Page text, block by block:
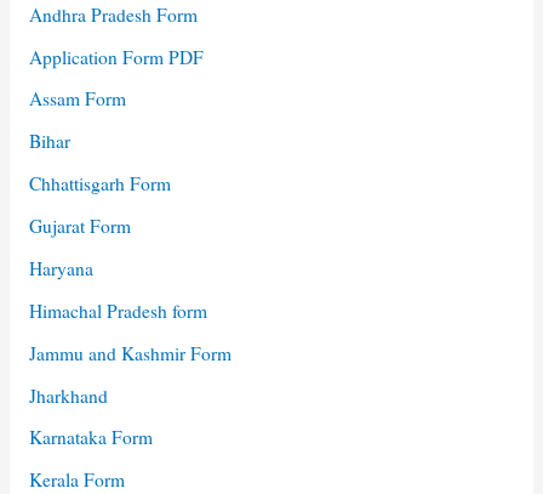
Andhra Pradesh Form
Application Form PDF
Assam Form
Bihar
Chhattisgarh Form
Gujarat Form
Haryana
Himachal Pradesh form
Jammu and Kashmir Form
Jharkhand
Karnataka Form
Kerala Form